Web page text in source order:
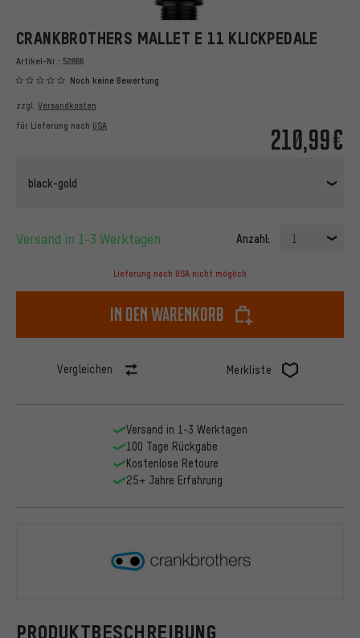
CRANKBROTHERS MALLET E 11 KLICKPEDALE
Artikel-Nr.: 52866
Noch keine Bewertung
210,99€
zzgl. Versandkosten
für Lieferung nach USA
black-gold
Versand in 1-3 Werktagen Anzahl: 1
Lieferung nach USA nicht möglich
In den Warenkorb
Vergleichen Merkliste
PRODUKTBESCHREIBUNG
Versand in 1-3 Werktagen
100 Tage Rückgabe
Kostenlose Retoure
25+ Jahre Erfahrung